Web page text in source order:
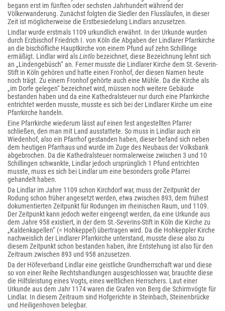
begann erst im fünften oder sechsten Jahrhundert während der
Völkerwanderung. Zunächst folgten die Siedler den Flussläufen, in dieser
Zeit ist möglicherweise die Erstbesiedelung Lindlars anzusetzen.
Lindlar wurde erstmals 1109 urkundlich erwähnt. In der Urkunde wurden
durch Erzbischof Friedrich I. von Köln die Abgaben der Lindlarer Pfarrkirche
an die bischöfliche Hauptkirche von einem Pfund auf zehn Schillinge
ermäßigt. Lindlar wird alsLintlo bezeichnet, diese Bezeichnung lehnt sich
an „Lindengebüsch“ an. Ferner musste die Lindlarer Kirche dem St.-Severin-
Stift in Köln gehören und hatte einen Fronhof, der diesen Namen heute
noch trägt. Zu einem Fronhof gehörte auch eine Mühle. Da die Kirche als
„im Dorfe gelegen“ bezeichnet wird, müssen noch weitere Gebäude
bestanden haben und da eine Kathedralsteuer nur durch eine Pfarrkirche
entrichtet werden musste, musste es sich bei der Lindlarer Kirche um eine
Pfarrkirche handeln.
Eine Pfarrkirche wiederum lässt auf einen fest angestellten Pfarrer
schließen, den man mit Land ausstattete. So muss in Lindlar auch ein
Wiedenhof, also ein Pfarrhof gestanden haben, dieser befand sich neben
dem heutigen Pfarrhaus und wurde im Zuge des Neubaus der Volksbank
abgebrochen. Da die Kathedralsteuer normalerweise zwischen 3 und 10
Schillingen schwankte, Lindlar jedoch ursprünglich 1 Pfund entrichten
musste, muss es sich bei Lindlar um eine besonders große Pfarrei
gehandelt haben.
Da Lindlar im Jahre 1109 schon Kirchdorf war, muss der Zeitpunkt der
Rodung schon früher angesetzt werden, etwa zwischen 893, dem frühest
dokumentierten Zeitpunkt für Rodungen im rheinischen Raum, und 1109.
Der Zeitpunkt kann jedoch weiter eingeengt werden, da eine Urkunde aus
dem Jahre 958 existiert, in der dem St.-Severins-Stift in Köln die Kirche zu
„Kaldenkapellen“ (= Hohkeppel) übertragen wird. Da die Hohkeppler Kirche
nachweislich der Lindlarer Pfarrkirche unterstand, musste diese also zu
diesem Zeitpunkt schon bestanden haben, ihre Entstehung ist also für den
Zeitraum zwischen 893 und 958 anzusetzen.
Da der Höfeverband Lindlar eine geistliche Grundherrschaft war und diese
so von einer Reihe Rechtshandlungen ausgeschlossen war, brauchte diese
die Hilfsleistung eines Vogts, eines weltlichen Herrschers. Laut einer
Urkunde aus dem Jahr 1174 waren die Grafen von Berg die Schirmvögte für
Lindlar. In diesem Zeitraum sind Hofgerichte in Steinbach, Steinenbrücke
und Heiligenhoven belegbar.